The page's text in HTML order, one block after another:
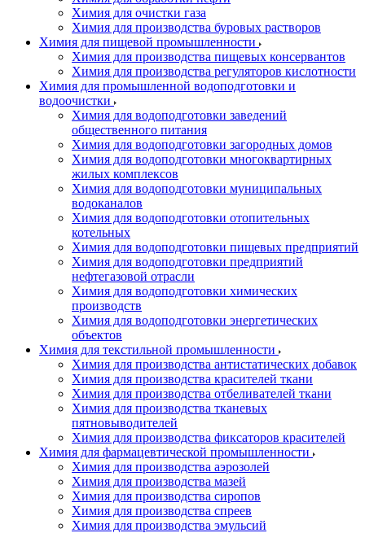
Химия для очистки газа
Химия для производства буровых растворов
Химия для пищевой промышленности
Химия для производства пищевых консервантов
Химия для производства регуляторов кислотности
Химия для промышленной водоподготовки и
водоочистки
Химия для водоподготовки заведений
общественного питания
Химия для водоподготовки загородных домов
Химия для водоподготовки многоквартирных
жилых комплексов
Химия для водоподготовки муниципальных
водоканалов
Химия для водоподготовки отопительных
котельных
Химия для водоподготовки пищевых предприятий
Химия для водоподготовки предприятий
нефтегазовой отрасли
Химия для водоподготовки химических
производств
Химия для водоподготовки энергетических
объектов
Химия для текстильной промышленности
Химия для производства антистатических добавок
Химия для производства красителей ткани
Химия для производства отбеливателей ткани
Химия для производства тканевых
пятновыводителей
Химия для производства фиксаторов красителей
Химия для фармацевтической промышленности
Химия для производства аэрозолей
Химия для производства мазей
Химия для производства сиропов
Химия для производства спреев
Химия для производства эмульсий